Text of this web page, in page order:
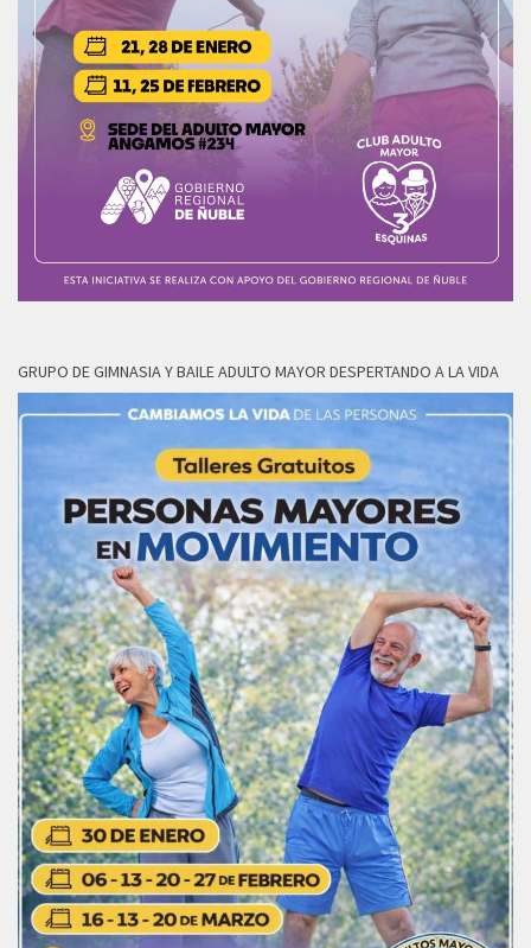
GRUPO DE GIMNASIA Y BAILE ADULTO MAYOR DESPERTANDO A LA VIDA